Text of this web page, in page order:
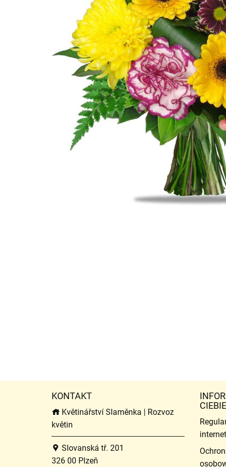
KONTAKT
Květinářství Slaměnka | Rozvoz
květin
Slovanská tř. 201
326 00 Plzeň
CIEBIE